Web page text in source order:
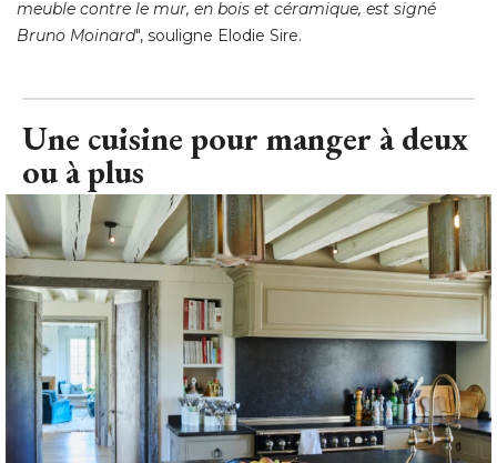
meuble contre le mur, en bois et céramique, est signé
Bruno Moinard", souligne Elodie Sire.
Une cuisine pour manger à deux
ou à plus